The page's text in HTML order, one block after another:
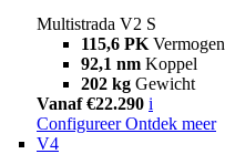
Multistrada V2 S
115,6 PK Vermogen
92,1 nm Koppel
202 kg Gewicht
Vanaf €22.290 i
Configureer Ontdek meer
V4